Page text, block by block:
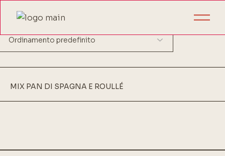
Visualizzazione del risultato
MIX PAN DI SPAGNA E ROULLÉ